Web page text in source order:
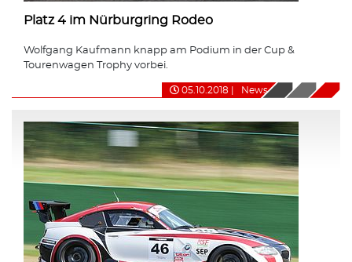
Platz 4 im Nürburgring Rodeo
Wolfgang Kaufmann knapp am Podium in der Cup &
Tourenwagen Trophy vorbei.
05.10.2018 News